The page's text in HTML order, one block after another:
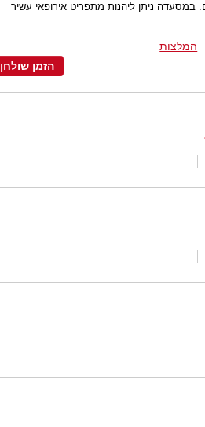
ניתן ליהנות מתפריט אירופאי עשיר
המלצות
הזמן שולחן